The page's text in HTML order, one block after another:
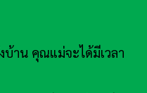
บ้าน คุณแม่จะได้มีเวลา